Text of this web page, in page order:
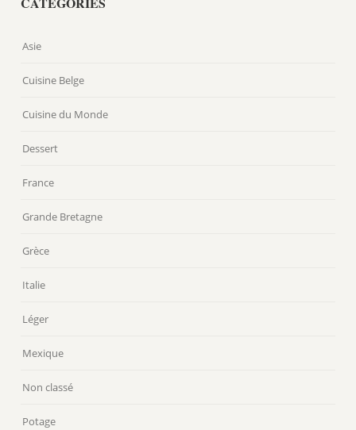
Asie
Cuisine Belge
Cuisine du Monde
Dessert
France
Grande Bretagne
Grèce
Italie
Léger
Mexique
Non classé
Potage